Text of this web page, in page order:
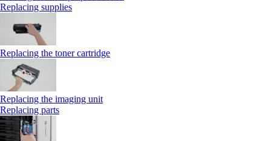
Replacing supplies
Replacing the toner cartridge
Replacing the imaging unit
Replacing parts